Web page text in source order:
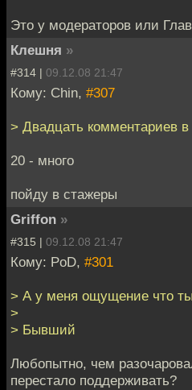
Это у модераторов или
Клешня »
#314 | 09.12.08 21:47
Кому: Chin, #307
> Двадцать комментариев в
20 - много
пойду в стажеры
Griffon »
#315 | 09.12.08 21:47
Кому: PoD, #301
> А у меня ощущение что
>
> Бывший
Любопытно, чем
перестало поддерживать?